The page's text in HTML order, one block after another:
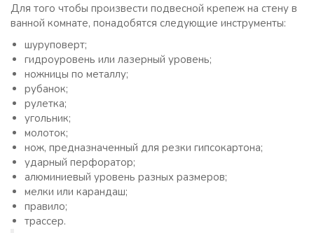
Для того чтобы произвести подвесной крепеж на стену в
ванной комнате, понадобятся следующие инструменты:
шуруповерт;
гидроуровень или лазерный уровень;
ножницы по металлу;
рубанок;
рулетка;
угольник;
молоток;
нож, предназначенный для резки гипсокартона;
ударный перфоратор;
алюминиевый уровень разных размеров;
мелки или карандаш;
правило;
трассер.